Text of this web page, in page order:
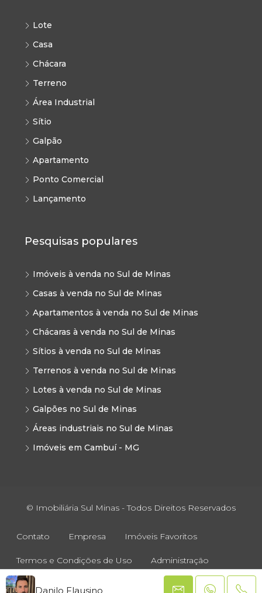
Danilo Flausino
Lote
Casa
Chácara
Terreno
Área Industrial
Sítio
Galpão
Apartamento
Ponto Comercial
Lançamento
Pesquisas populares
Imóveis à venda no Sul de Minas
Casas à venda no Sul de Minas
Apartamentos à venda no Sul de Minas
Chácaras à venda no Sul de Minas
Sítios à venda no Sul de Minas
Terrenos à venda no Sul de Minas
Lotes à venda no Sul de Minas
Galpões no Sul de Minas
Áreas industriais no Sul de Minas
Imóveis em Cambuí - MG
© Imobiliária Sul Minas - Todos Direitos Reservados
Contato Empresa Imóveis Favoritos
Termos e Condições de Uso Administração